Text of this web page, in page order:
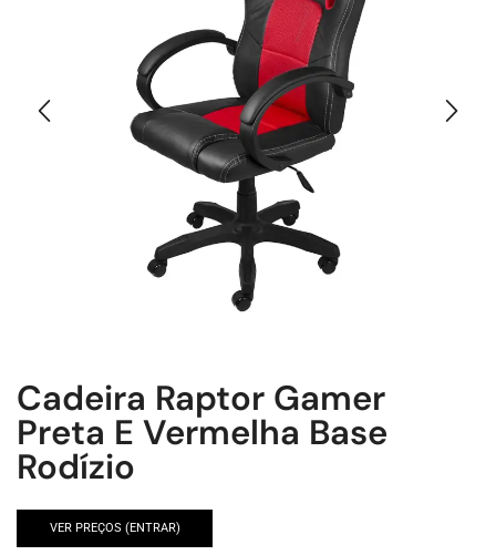
Cadeira Raptor Gamer
Preta E Vermelha Base
Rodízio
VER PREÇOS (ENTRAR)